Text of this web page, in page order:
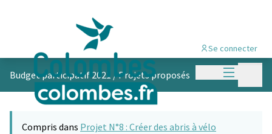
Menu
Se connecter
Budget participatif 2021 /Projets proposés
Compris dans Projet N°8 : Créer des abris à vélo